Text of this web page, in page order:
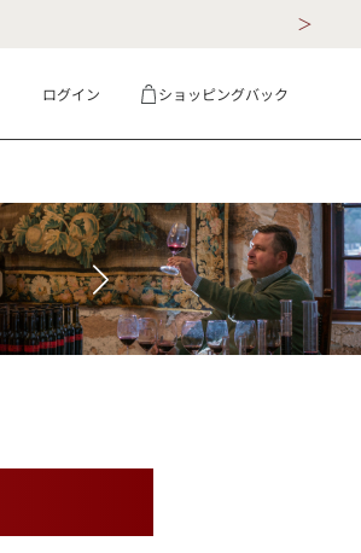
ログイン ショッピングバック